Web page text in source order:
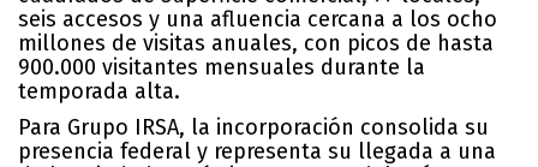
seis accesos y una afluencia cercana a los ocho
millones de visitas anuales, con picos de hasta
900.000 visitantes mensuales durante la
temporada alta.
Para Grupo IRSA, la incorporación consolida su
presencia federal y representa su llegada a una